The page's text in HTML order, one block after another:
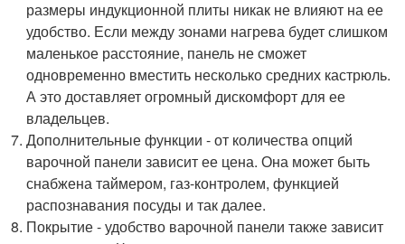
размеры индукционной плиты никак не влияют на ее
удобство. Если между зонами нагрева будет слишком
маленькое расстояние, панель не сможет
одновременно вместить несколько средних кастрюль.
А это доставляет огромный дискомфорт для ее
владельцев.
Дополнительные функции - от количества опций
варочной панели зависит ее цена. Она может быть
снабжена таймером, газ-контролем, функцией
распознавания посуды и так далее.
Покрытие - удобство варочной панели также зависит